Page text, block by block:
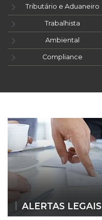
Tributário e Aduaneiro
Trabalhista
Ambiental
Compliance
ALERTAS LEGAIS